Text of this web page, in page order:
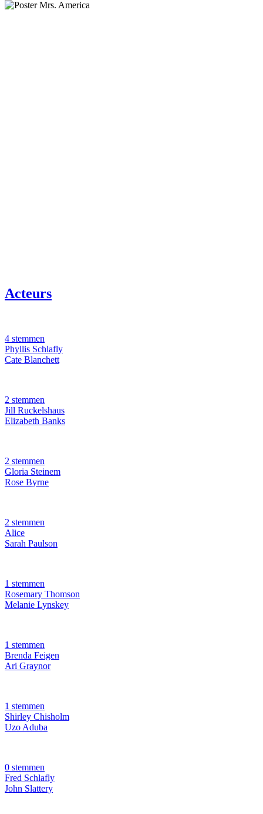
Acteurs
4 stemmen
Phyllis Schlafly
Cate Blanchett
2 stemmen
Jill Ruckelshaus
Elizabeth Banks
2 stemmen
Gloria Steinem
Rose Byrne
2 stemmen
Alice
Sarah Paulson
1 stemmen
Rosemary Thomson
Melanie Lynskey
1 stemmen
Brenda Feigen
Ari Graynor
1 stemmen
Shirley Chisholm
Uzo Aduba
0 stemmen
Fred Schlafly
John Slattery